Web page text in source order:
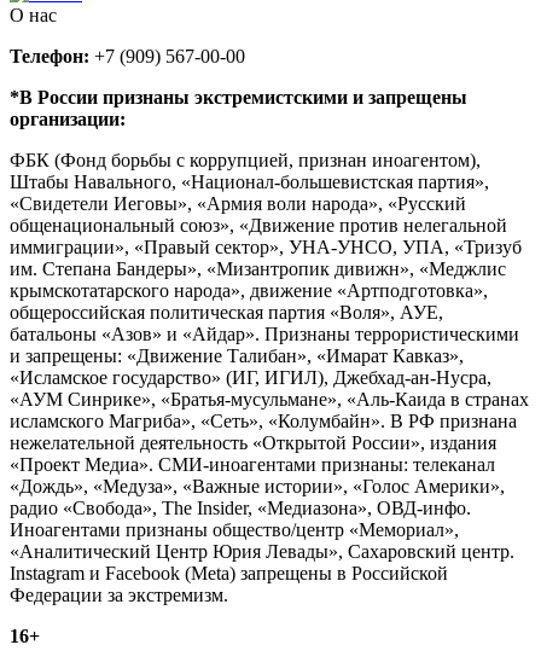
О нас
Телефон: +7 (909) 567-00-00
*В России признаны экстремистскими и запрещены
организации:
ФБК (Фонд борьбы с коррупцией, признан иноагентом),
Штабы Навального, «Национал-большевистская партия»,
«Свидетели Иеговы», «Армия воли народа», «Русский
общенациональный союз», «Движение против нелегальной
иммиграции», «Правый сектор», УНА-УНСО, УПА, «Тризуб
им. Степана Бандеры», «Мизантропик дивижн», «Меджлис
крымскотатарского народа», движение «Артподготовка»,
общероссийская политическая партия «Воля», АУЕ,
батальоны «Азов» и «Айдар». Признаны террористическими
и запрещены: «Движение Талибан», «Имарат Кавказ»,
«Исламское государство» (ИГ, ИГИЛ), Джебхад-ан-Нусра,
«АУМ Синрике», «Братья-мусульмане», «Аль-Каида в странах
исламского Магриба», «Сеть», «Колумбайн». В РФ признана
нежелательной деятельность «Открытой России», издания
«Проект Медиа». СМИ-иноагентами признаны: телеканал
«Дождь», «Медуза», «Важные истории», «Голос Америки»,
радио «Свобода», The Insider, «Медиазона», ОВД-инфо.
Иноагентами признаны общество/центр «Мемориал»,
«Аналитический Центр Юрия Левады», Сахаровский центр.
Instagram и Facebook (Metа) запрещены в Российской
Федерации за экстремизм.
16+